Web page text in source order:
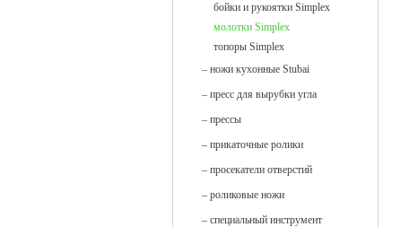
бойки и рукоятки Simplex
молотки Simplex
топоры Simplex
– ножи кухонные Stubai
– пресс для вырубки угла
– прессы
– прикаточные ролики
– просекатели отверстий
– роликовые ножи
– специальный инструмент